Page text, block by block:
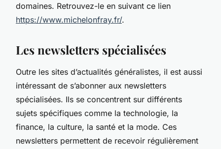
domaines. Retrouvez-le en suivant ce lien
https://www.michelonfray.fr/.
Les newsletters spécialisées
Outre les sites d’actualités généralistes, il est aussi
intéressant de s’abonner aux newsletters
spécialisées. Ils se concentrent sur différents
sujets spécifiques comme la technologie, la
finance, la culture, la santé et la mode. Ces
newsletters permettent de recevoir régulièrement